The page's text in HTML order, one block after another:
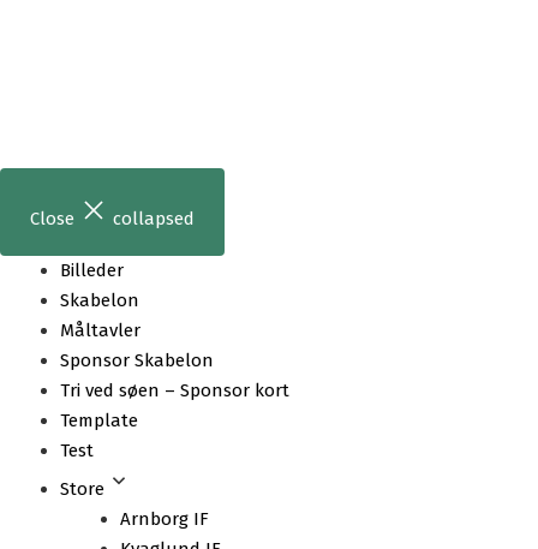
Close collapsed
Billeder
Skabelon
Måltavler
Sponsor Skabelon
Tri ved søen – Sponsor kort
Template
Test
Store
Arnborg IF